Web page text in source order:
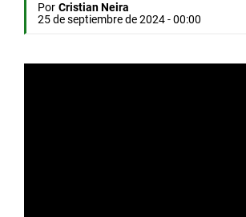
Por Cristian Neira
25 de septiembre de 2024 - 00:00